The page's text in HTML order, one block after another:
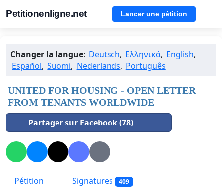
Petitionenligne.net Lancer une pétition
Changer la langue: Deutsch, Ελληνικά, English,
Español, Suomi, Nederlands, Português
UNITED FOR HOUSING - OPEN LETTER
FROM TENANTS WORLDWIDE
Partager sur Facebook (78)
Pétition Signatures 409